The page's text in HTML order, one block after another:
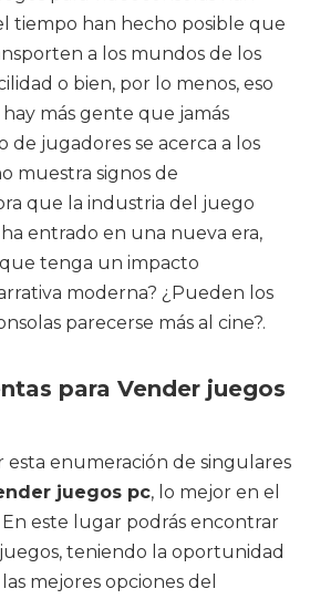
tiempo han hecho posible que
a los mundos de los
o bien, por lo menos, eso
más gente que jamás
de jugadores se acerca a los
muestra signos de
que la industria del juego
entrado en una nueva era,
tenga un impacto
moderna? ¿Pueden los
parecerse más al cine?.
para Vender juegos
esta enumeración de singulares
juegos pc, lo mejor en el
este lugar podrás encontrar
teniendo la oportunidad
mejores opciones del